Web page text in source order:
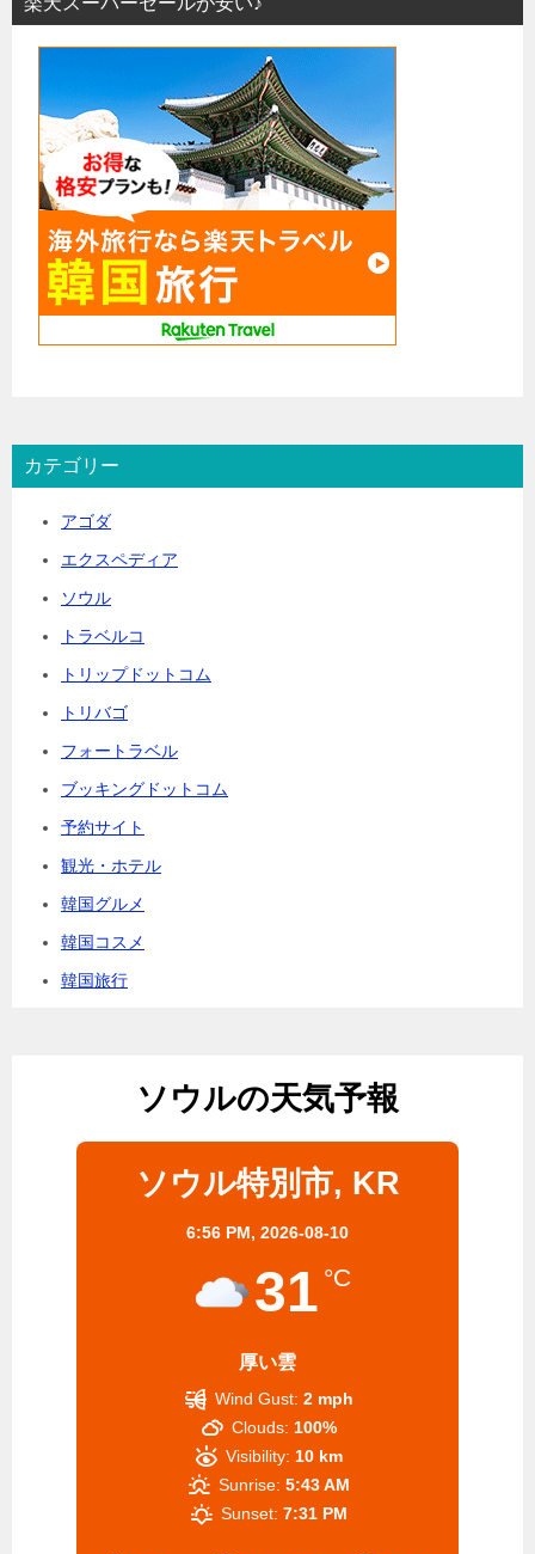
カテゴリー
アゴダ
エクスペディア
ソウル
トラベルコ
トリップドットコム
トリバゴ
フォートラベル
ブッキングドットコム
予約サイト
観光・ホテル
韓国グルメ
韓国コスメ
韓国旅行
ソウルの天気予報
ソウル特別市, KR
6:56 PM, 2026-08-10
31 °C
厚い雲
Wind Gust: 2 mph
Clouds: 100%
Visibility: 10 km
Sunrise: 5:43 AM
Sunset: 7:31 PM